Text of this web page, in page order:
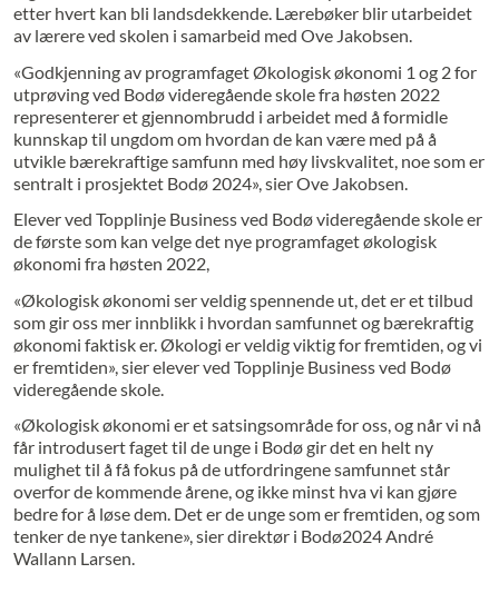
etter hvert kan bli landsdekkende. Lærebøker blir utarbeidet
av lærere ved skolen i samarbeid med Ove Jakobsen.
«Godkjenning av programfaget Økologisk økonomi 1 og 2 for
utprøving ved Bodø videregående skole fra høsten 2022
representerer et gjennombrudd i arbeidet med å formidle
kunnskap til ungdom om hvordan de kan være med på å
utvikle bærekraftige samfunn med høy livskvalitet, noe som er
sentralt i prosjektet Bodø 2024», sier Ove Jakobsen.
Elever ved Topplinje Business ved Bodø videregående skole er
de første som kan velge det nye programfaget økologisk
økonomi fra høsten 2022,
«Økologisk økonomi ser veldig spennende ut, det er et tilbud
som gir oss mer innblikk i hvordan samfunnet og bærekraftig
økonomi faktisk er. Økologi er veldig viktig for fremtiden, og vi
er fremtiden», sier elever ved Topplinje Business ved Bodø
videregående skole.
«Økologisk økonomi er et satsingsområde for oss, og når vi nå
får introdusert faget til de unge i Bodø gir det en helt ny
mulighet til å få fokus på de utfordringene samfunnet står
overfor de kommende årene, og ikke minst hva vi kan gjøre
bedre for å løse dem. Det er de unge som er fremtiden, og som
tenker de nye tankene», sier direktør i Bodø2024 André
Wallann Larsen.